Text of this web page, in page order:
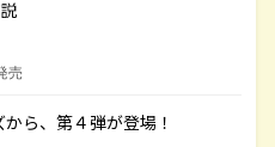
売
ら、第４弾が登場！